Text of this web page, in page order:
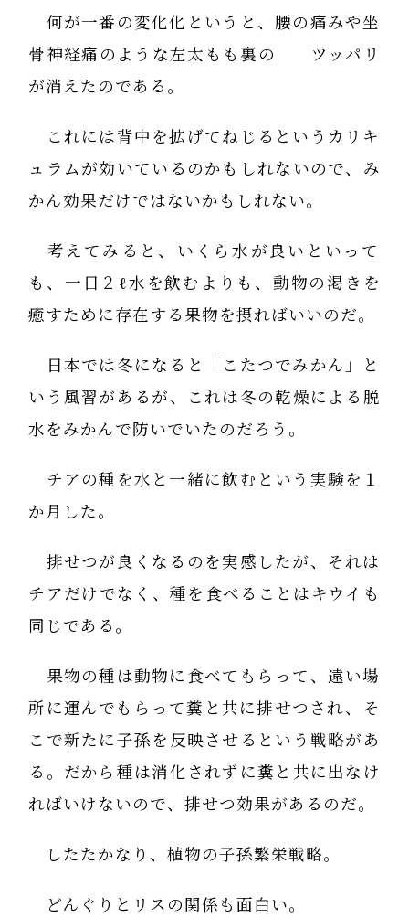
何が一番の変化化というと、腰の痛みや坐
骨神経痛のような左太もも裏の ツッパリ
が消えたのである。
これには背中を拡げてねじるというカリキ
ュラムが効いているのかもしれないので、み
かん効果だけではないかもしれない。
考えてみると、いくら水が良いといって
も、一日２ℓ水を飲むよりも、動物の渇きを
癒すために存在する果物を摂ればいいのだ。
日本では冬になると「こたつでみかん」と
いう風習があるが、これは冬の乾燥による脱
水をみかんで防いでいたのだろう。
チアの種を水と一緒に飲むという実験を１
か月した。
排せつが良くなるのを実感したが、それは
チアだけでなく、種を食べることはキウイも
同じである。
果物の種は動物に食べてもらって、遠い場
所に運んでもらって糞と共に排せつされ、そ
こで新たに子孫を反映させるという戦略があ
る。だから種は消化されずに糞と共に出なけ
ればいけないので、排せつ効果があるのだ。
したたかなり、植物の子孫繁栄戦略。
どんぐりとリスの関係も面白い。